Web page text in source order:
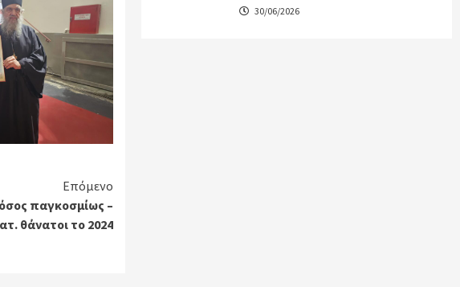
Επόμενο
παγκοσμίως –
θάνατοι το 2024
30/06/2026